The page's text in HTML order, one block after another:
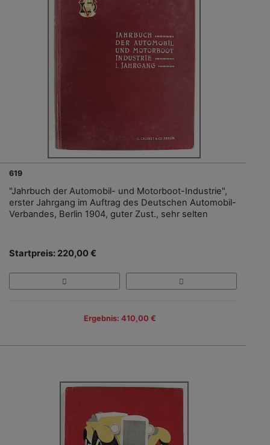
619
"Jahrbuch der Automobil- und Motorboot-Industrie",
erster Jahrgang im Auftrag des Deutschen Automobil-
Verbandes, Berlin 1904, guter Zust., sehr selten
Startpreis: 220,00 €
Ergebnis: 410,00 €